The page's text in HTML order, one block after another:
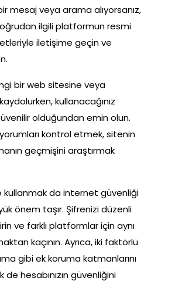
mesaj veya arama alıyorsanız,
ilgili platformun resmi
iletişime geçin ve
bir web sitesine veya
kullanacağınız
olduğundan emin olun.
kontrol etmek, sitenin
geçmişini araştırmak
kullanmak da internet güvenliği
önem taşır. Şifrenizi düzenli
ve farklı platformlar için aynı
kaçının. Ayrıca, iki faktörlü
gibi ek koruma katmanlarını
hesabınızın güvenliğini